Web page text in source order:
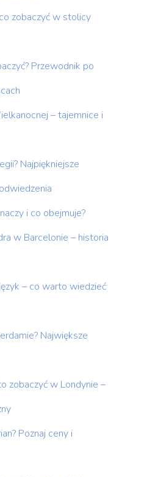
zobaczyć w stolicy
Przewodnik po
– tajemnice i
Najpiękniejsze
i co obejmuje?
w Barcelonie – historia
– co warto wiedzieć
Największe
zobaczyć w Londynie –
Poznaj ceny i